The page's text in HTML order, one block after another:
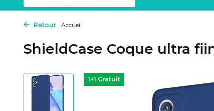
Retour Accueil
ShieldCase Coque ultra
1+1 Gratuit